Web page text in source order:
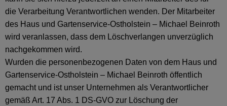
die Verarbeitung Verantwortlichen wenden. Der Mitarbeiter
des Haus und Gartenservice-Ostholstein – Michael Beinroth
wird veranlassen, dass dem Löschverlangen unverzüglich
nachgekommen wird.
Wurden die personenbezogenen Daten von dem Haus und
Gartenservice-Ostholstein – Michael Beinroth öffentlich
gemacht und ist unser Unternehmen als Verantwortlicher
gemäß Art. 17 Abs. 1 DS-GVO zur Löschung der